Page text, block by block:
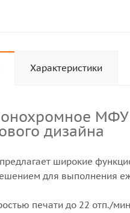
Характеристики
дизайна
широкие
для выполнения
печати до 22 отп./